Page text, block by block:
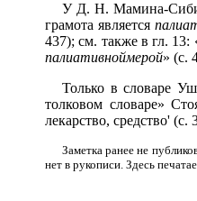
У Д. Н. Мамина-
грамота является
437); см. также в гл.
палиативноймерой» (с.
Только в словаре
толковом словаре»
лекарство, средство' (с.
Заметка ранее не
нет в рукописи. Здесь